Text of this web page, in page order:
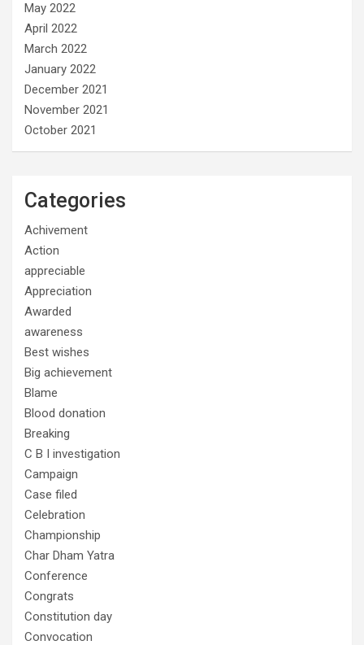
May 2022
April 2022
March 2022
January 2022
December 2021
November 2021
October 2021
Categories
Achivement
Action
appreciable
Appreciation
Awarded
awareness
Best wishes
Big achievement
Blame
Blood donation
Breaking
C B I investigation
Campaign
Case filed
Celebration
Championship
Char Dham Yatra
Conference
Congrats
Constitution day
Convocation